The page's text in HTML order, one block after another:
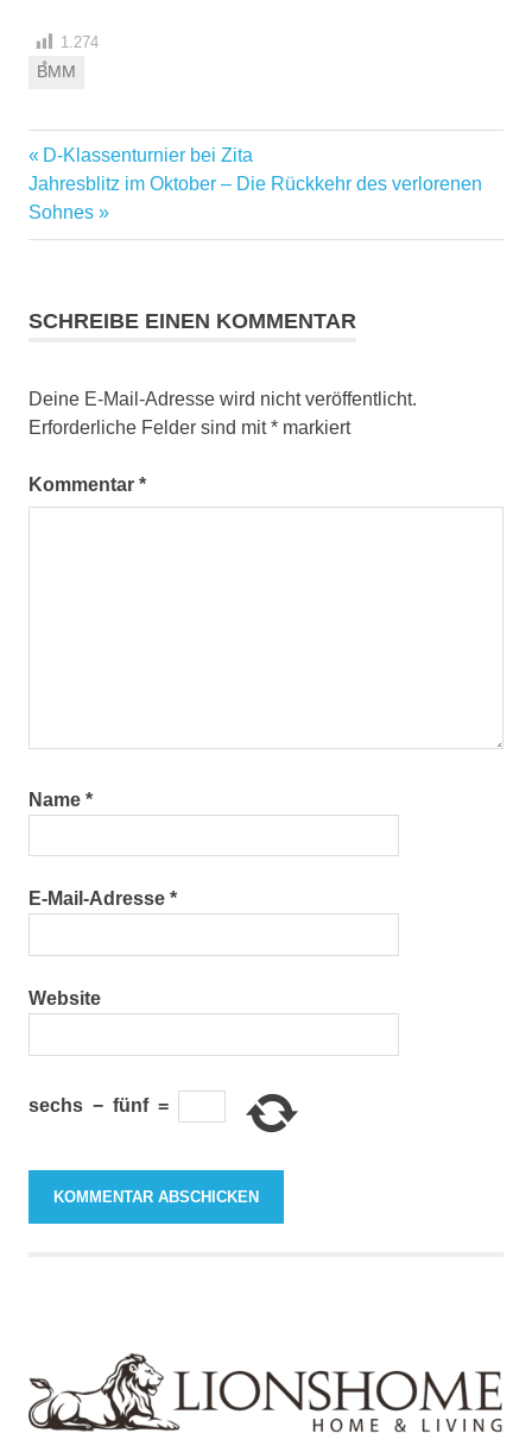
1.274
BMM
Beitragsnavigation
Vorheriger
Beitrag:
D-Klassenturnier bei Zita
Nächster
Beitrag:
Jahresblitz im Oktober – Die Rückkehr des verlorenen
Sohnes
SCHREIBE EINEN KOMMENTAR
Deine E-Mail-Adresse wird nicht veröffentlicht.
Erforderliche Felder sind mit* markiert
Kommentar *
Name *
E-Mail-Adresse *
Website
sechs − fünf =